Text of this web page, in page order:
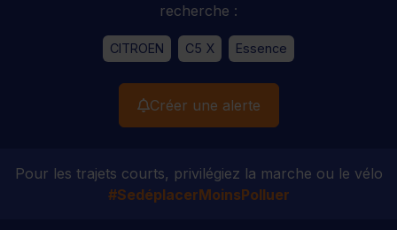
recherche :
CITROEN C5 X Essence
Créer une alerte
Pour les trajets courts, privilégiez la marche ou le vélo
#SedéplacerMoinsPolluer